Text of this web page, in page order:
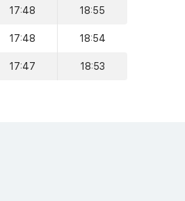
17:48 18:55
17:48 18:54
17:47 18:53